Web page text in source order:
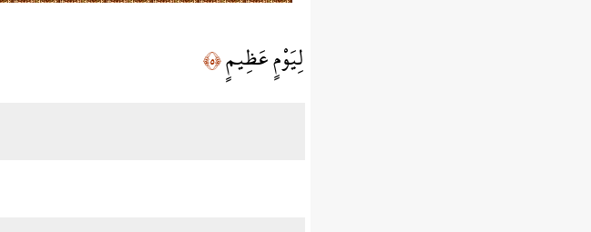
لِيَوْمٍ عَظِيمٍ﴿٥﴾